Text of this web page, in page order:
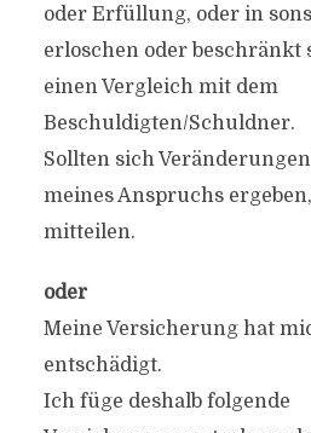
oder Erfüllung, oder in
erloschen oder beschränkt
einen Vergleich mit dem
Beschuldigten/Schuldner.
Sollten sich
meines Anspruchs
mitteilen.
oder
Meine Versicherung hat
entschädigt.
Ich füge deshalb folgende